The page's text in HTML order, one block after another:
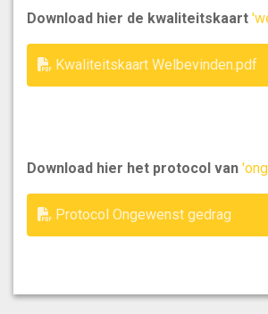
Download hier de kwaliteitskaart
Kwaliteitskaart Welbevinden.pdf
Download hier het protocol van
Protocol Ongewenst gedrag